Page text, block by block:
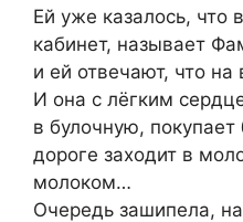
Ей уже казалось, что
кабинет, называет
и ей отвечают, что на
И она с лёгким
в булочную,
дороге заходит в
молоком…
Очередь зашипела,